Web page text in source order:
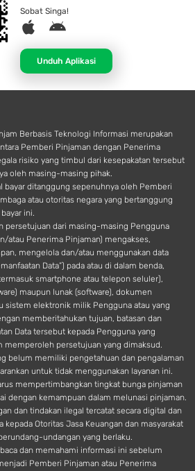
Sobat Singa!
A
p
l
e
A
d
r
o
d
Unduh Aplikasi
Berbasis Teknologi Informasi merupakan
Pemberi Pinjaman dengan Penerima
risiko yang timbul dari kesepakatan tersebut
oleh masing-masing pihak.
bayar ditanggung sepenuhnya oleh Pemberi
atau otoritas negara yang bertanggung
ini.
persetujuan dari masing-masing Pengguna
atau Penerima Pinjaman) mengakses,
mengelola dan/atau menggunakan data
Data”) pada atau di dalam benda,
smartphone atau telepon seluler),
maupun lunak (software), dokumen
sistem elektronik milik Pengguna atau yang
memberitahukan tujuan, batasan dan
Data tersebut kepada Pengguna yang
memperoleh persetujuan yang dimaksud.
belum memiliki pengetahuan dan pengalaman
untuk tidak menggunakan layanan ini.
mempertimbangkan tingkat bunga pinjaman
dengan kemampuan dalam melunasi pinjaman.
dan tindakan ilegal tercatat secara digital dan
kepada Otoritas Jasa Keuangan dan masyarakat
undangan yang berlaku.
dan memahami informasi ini sebelum
Pemberi Pinjaman atau Penerima